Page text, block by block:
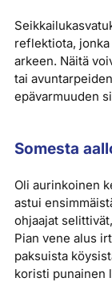
reflektiota,
arkeen. Näitä
tai
epävarmuuden
Somesta
Oli aurinkoinen
astui
ohjaajat
Pian vene alus
paksuista
koristi punainen